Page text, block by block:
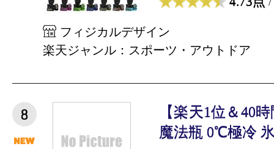
フィジカルデザイン
楽天ジャンル：スポーツ・アウトドア
8
【楽天1位＆40
魔法瓶 0℃極冷